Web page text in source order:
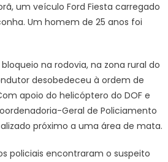
um veículo Ford Fiesta carregado
Um homem de 25 anos foi
na rodovia, na zona rural do
desobedeceu à ordem de
apoio do helicóptero do DOF e
Geral de Policiamento
próximo a uma área de mata.
policiais encontraram o suspeito